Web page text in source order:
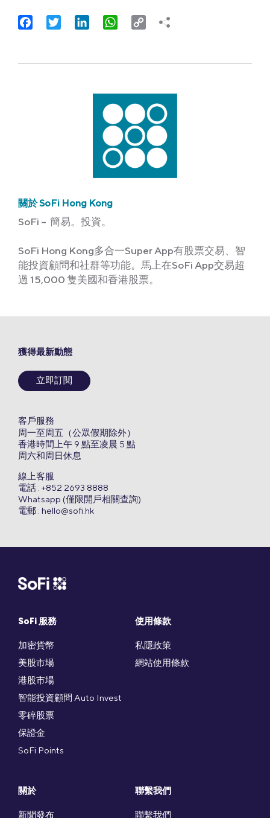
FacebookTwitter LinkedInWhatsApp
Copy
關於 SoFi Hong Kong
SoFi – 簡易。投資。
SoFi Hong Kong多合一Super App有股票交易、智
能投資顧問和社群等功能。馬上在SoFi App交易超
過 15,000 隻美國和香港股票。
SoFi 服務
加密貨幣
美股市場
港股市場
智能投資顧問 Auto Invest
零碎股票
保證金
SoFi Points
使用條款
私隱政策
網站使用條款
關於
新聞發布
聯繫我們
聯繫我們
獲得最新動態
立即訂閱
客戶服務
周一至周五（公眾假期除外）
香港時間上午 9 點至凌晨 5 點
周六和周日休息
線上客服
電話 : +852 2693 8888
Whatsapp (僅限開戶相關查詢)
電郵 : hello@sofi.hk